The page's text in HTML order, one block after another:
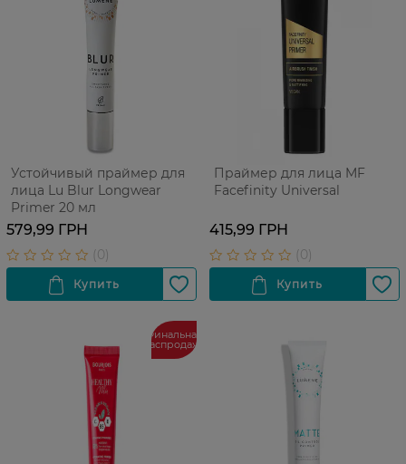
Устойчивый праймер для
лица Lu Blur Longwear
Primer 20 мл
579,99 ГРН
Праймер для лица MF
Facefinity Universal
415,99 ГРН
Финальная
распродажа